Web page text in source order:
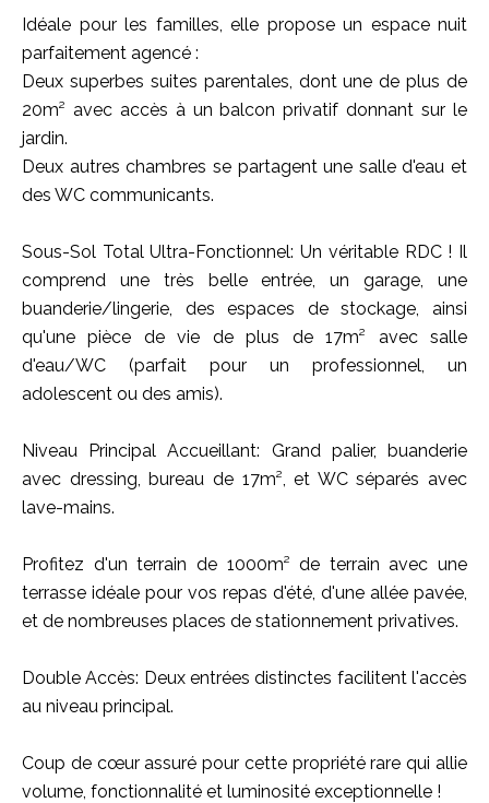
Idéale pour les familles, elle propose un espace nuit
parfaitement agencé :
Deux superbes suites parentales, dont une de plus de
20m² avec accès à un balcon privatif donnant sur le
jardin.
Deux autres chambres se partagent une salle d'eau et
des WC communicants.
Sous-Sol Total Ultra-Fonctionnel: Un véritable RDC ! Il
comprend une très belle entrée, un garage, une
buanderie/lingerie, des espaces de stockage, ainsi
qu'une pièce de vie de plus de 17m² avec salle
d'eau/WC (parfait pour un professionnel, un
adolescent ou des amis).
Niveau Principal Accueillant: Grand palier, buanderie
avec dressing, bureau de 17m², et WC séparés avec
lave-mains.
Profitez d'un terrain de 1000m² de terrain avec une
terrasse idéale pour vos repas d'été, d'une allée pavée,
et de nombreuses places de stationnement privatives.
Double Accès: Deux entrées distinctes facilitent l'accès
au niveau principal.
Coup de cœur assuré pour cette propriété rare qui allie
volume, fonctionnalité et luminosité exceptionnelle !